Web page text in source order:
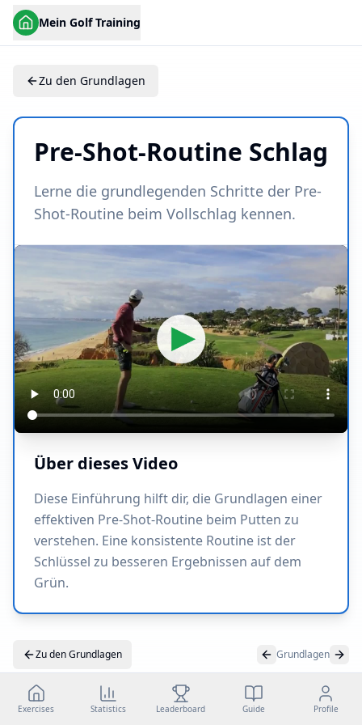
Mein Golf Training
Zu den Grundlagen
Pre-Shot-Routine Schlag
Lerne die grundlegenden Schritte der Pre-
Shot-Routine beim Vollschlag kennen.
Über dieses Video
Diese Einführung hilft dir, die Grundlagen einer
effektiven Pre-Shot-Routine beim Putten zu
verstehen. Eine konsistente Routine ist der
Schlüssel zu besseren Ergebnissen auf dem
Grün.
Zu den Grundlagen Grundlagen
Exercises Statistics Leaderboard Guide Profile